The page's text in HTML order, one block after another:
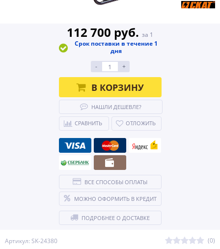
Артикул: SK-24380
(0)
112 700 руб. за 1
Срок поставки в течение 1
дня
-
+
В КОРЗИНУ
НАШЛИ ДЕШЕВЛЕ?
СРАВНИТЬ ОТЛОЖИТЬ
ВСЕ СПОСОБЫ ОПЛАТЫ
МОЖНО ОФОРМИТЬ В КРЕДИТ
ПОДРОБНЕЕ О ДОСТАВКЕ